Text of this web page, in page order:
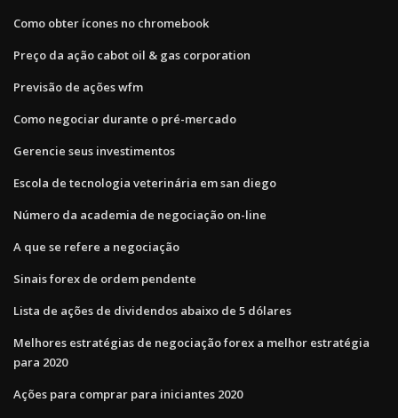
Como obter ícones no chromebook
Preço da ação cabot oil & gas corporation
Previsão de ações wfm
Como negociar durante o pré-mercado
Gerencie seus investimentos
Escola de tecnologia veterinária em san diego
Número da academia de negociação on-line
A que se refere a negociação
Sinais forex de ordem pendente
Lista de ações de dividendos abaixo de 5 dólares
Melhores estratégias de negociação forex a melhor estratégia
para 2020
Ações para comprar para iniciantes 2020